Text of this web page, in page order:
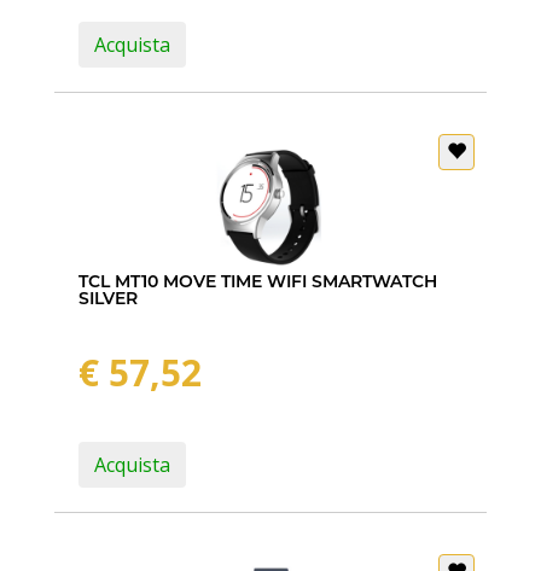
Acquista
TCL MT10 MOVE TIME WIFI SMARTWATCH
SILVER
€ 57,52
Acquista